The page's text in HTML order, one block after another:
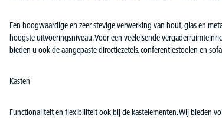
Een hoogwaardige en zeer stevige verwerking van hout, glas en
hoogste uitvoeringsniveau. Voor een veeleisende
bieden u ook de aangepaste directiezetels, conferentiestoelen en
Kasten
Functionaliteit en flexibiliteit ook bij de kastelementen. Wij bieden